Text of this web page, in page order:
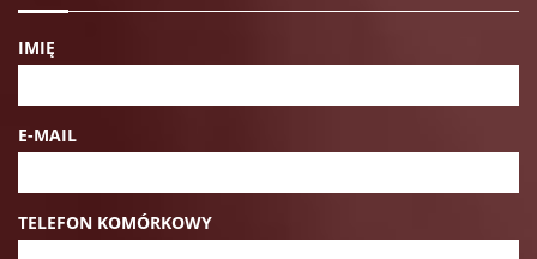
IMIĘ
E-MAIL
TELEFON KOMÓRKOWY